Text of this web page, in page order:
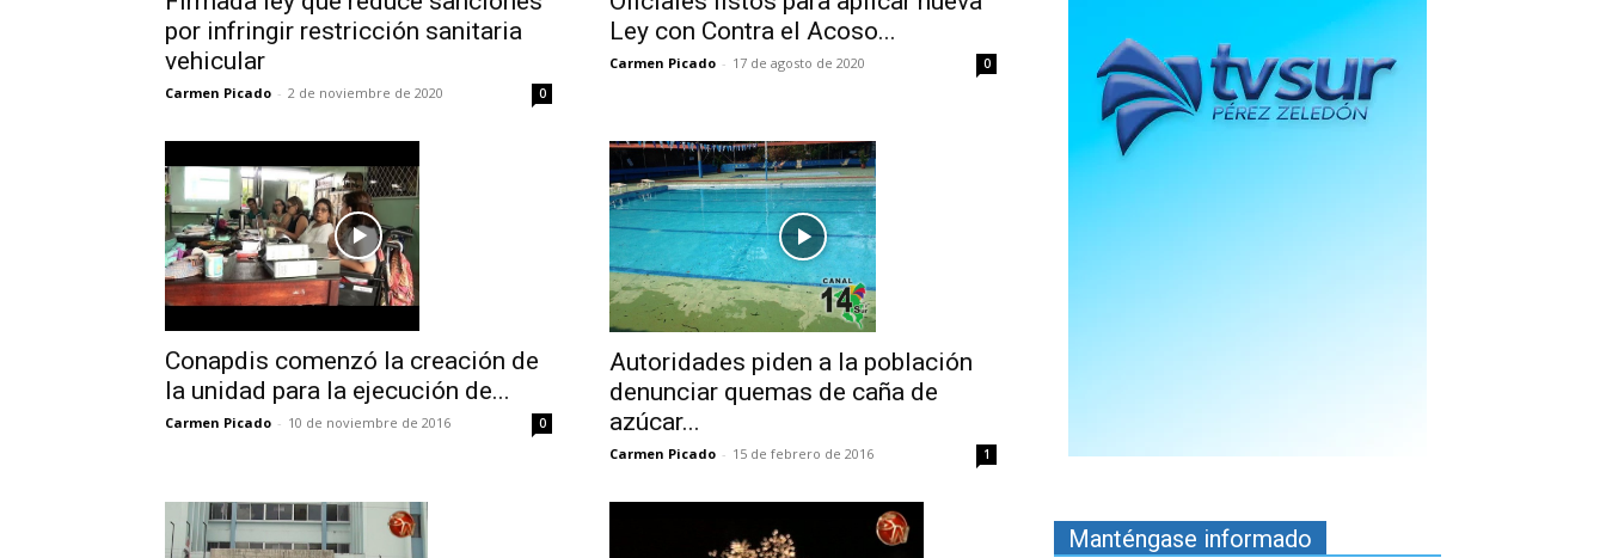
por infringir restricción sanitaria
vehicular
Carmen Picado - 2 de noviembre de 2020 0
Ley con Contra el Acoso...
Carmen Picado - 17 de agosto de 2020 0
Conapdis comenzó la creación de
la unidad para la ejecución de...
Carmen Picado - 10 de noviembre de 2016 0
Autoridades piden a la población
denunciar quemas de caña de
azúcar...
Carmen Picado - 15 de febrero de 2016 1
Manténgase informado